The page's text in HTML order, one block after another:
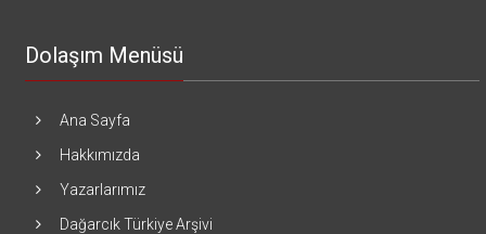
Dolaşım Menüsü
Ana Sayfa
Hakkımızda
Yazarlarımız
Dağarcık Türkiye Arşivi